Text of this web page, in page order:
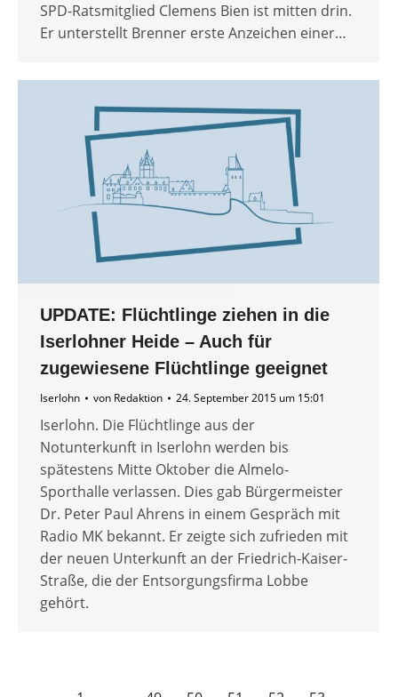
SPD-Ratsmitglied Clemens Bien ist mitten drin.
Er unterstellt Brenner erste Anzeichen einer…
UPDATE: Flüchtlinge ziehen in die
Iserlohner Heide – Auch für
zugewiesene Flüchtlinge geeignet
Iserlohn von Redaktion 24. September 2015 um 15:01
Iserlohn. Die Flüchtlinge aus der
Notunterkunft in Iserlohn werden bis
spätestens Mitte Oktober die Almelo-
Sporthalle verlassen. Dies gab Bürgermeister
Dr. Peter Paul Ahrens in einem Gespräch mit
Radio MK bekannt. Er zeigte sich zufrieden mit
der neuen Unterkunft an der Friedrich-Kaiser-
Straße, die der Entsorgungsfirma Lobbe
gehört.